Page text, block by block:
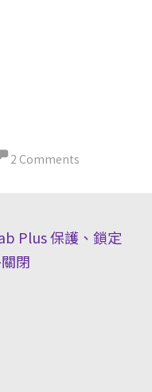
2 Comments
Plus 保護、鎖定
閉